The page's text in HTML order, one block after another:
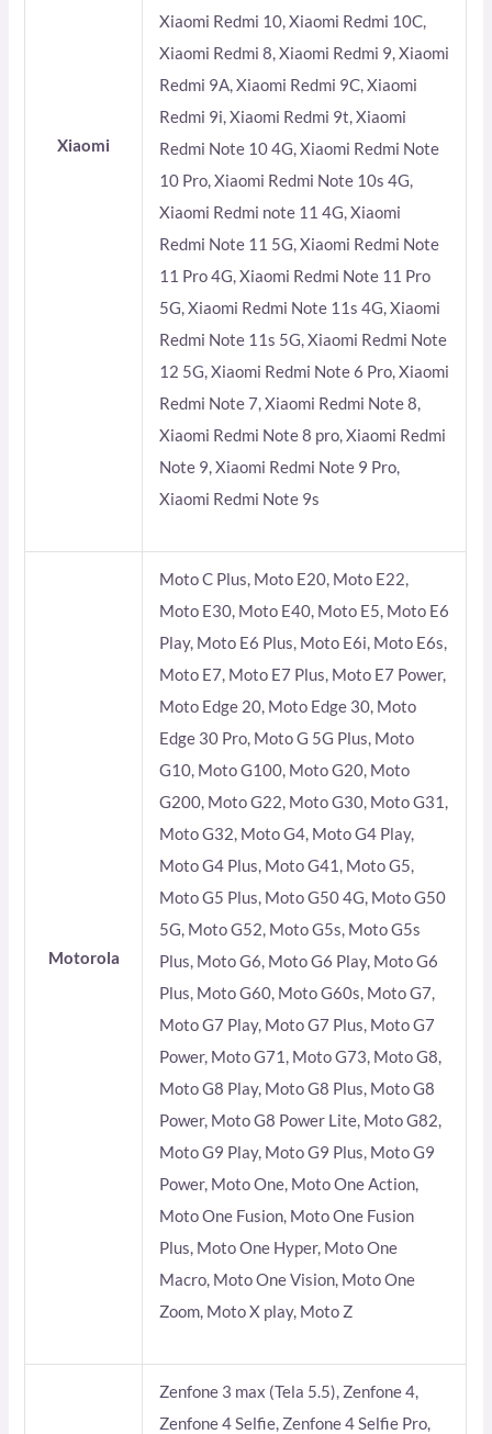
Xiaomi
Xiaomi Redmi 10, Xiaomi Redmi 10C,
Xiaomi Redmi 8, Xiaomi Redmi 9, Xiaomi
Redmi 9A, Xiaomi Redmi 9C, Xiaomi
Redmi 9i, Xiaomi Redmi 9t, Xiaomi
Redmi Note 10 4G, Xiaomi Redmi Note
10 Pro, Xiaomi Redmi Note 10s 4G,
Xiaomi Redmi note 11 4G, Xiaomi
Redmi Note 11 5G, Xiaomi Redmi Note
11 Pro 4G, Xiaomi Redmi Note 11 Pro
5G, Xiaomi Redmi Note 11s 4G, Xiaomi
Redmi Note 11s 5G, Xiaomi Redmi Note
12 5G, Xiaomi Redmi Note 6 Pro, Xiaomi
Redmi Note 7, Xiaomi Redmi Note 8,
Xiaomi Redmi Note 8 pro, Xiaomi Redmi
Note 9, Xiaomi Redmi Note 9 Pro,
Xiaomi Redmi Note 9s
Motorola
Moto C Plus, Moto E20, Moto E22,
Moto E30, Moto E40, Moto E5, Moto E6
Play, Moto E6 Plus, Moto E6i, Moto E6s,
Moto E7, Moto E7 Plus, Moto E7 Power,
Moto Edge 20, Moto Edge 30, Moto
Edge 30 Pro, Moto G 5G Plus, Moto
G10, Moto G100, Moto G20, Moto
G200, Moto G22, Moto G30, Moto G31,
Moto G32, Moto G4, Moto G4 Play,
Moto G4 Plus, Moto G41, Moto G5,
Moto G5 Plus, Moto G50 4G, Moto G50
5G, Moto G52, Moto G5s, Moto G5s
Plus, Moto G6, Moto G6 Play, Moto G6
Plus, Moto G60, Moto G60s, Moto G7,
Moto G7 Play, Moto G7 Plus, Moto G7
Power, Moto G71, Moto G73, Moto G8,
Moto G8 Play, Moto G8 Plus, Moto G8
Power, Moto G8 Power Lite, Moto G82,
Moto G9 Play, Moto G9 Plus, Moto G9
Power, Moto One, Moto One Action,
Moto One Fusion, Moto One Fusion
Plus, Moto One Hyper, Moto One
Macro, Moto One Vision, Moto One
Zoom, Moto X play, Moto Z
Zenfone 3 max (Tela 5.5), Zenfone 4,
Zenfone 4 Selfie, Zenfone 4 Selfie Pro,